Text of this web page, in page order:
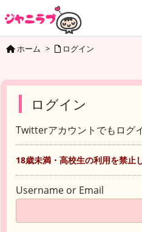
ホーム > ログイン
ログイン
Twitterアカウントでもログ
18歳未満・高校生の利用を禁止
Username or Email